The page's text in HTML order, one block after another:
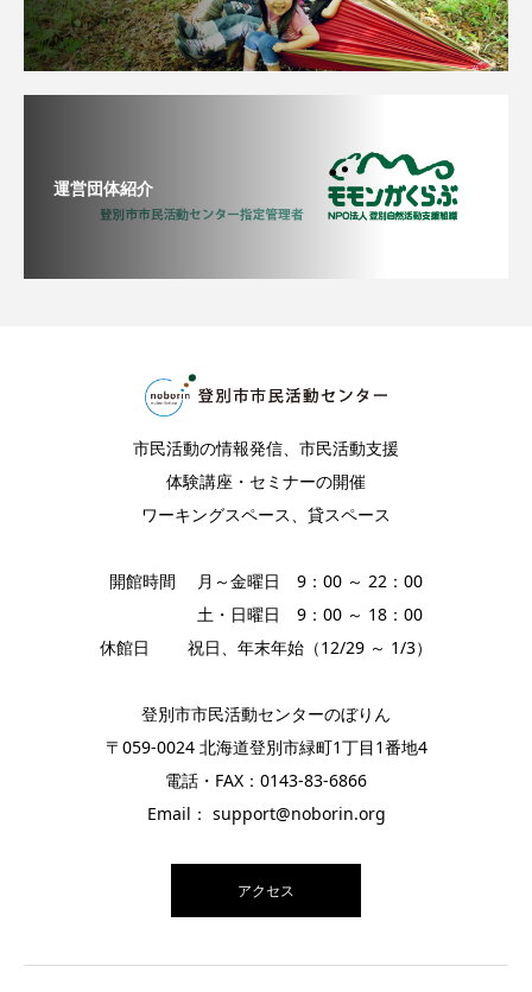
運営団体紹介
市民活動の情報発信、市民活動支援
体験講座・セミナーの開催
ワーキングスペース、貸スペース
開館時間 月～金曜日 9：00 ～ 22：00
土・日曜日 9：00 ～ 18：00
休館日 祝日、年末年始（12/29 ～ 1/3）
登別市市民活動センターのぼりん
〒059-0024 北海道登別市緑町1丁目1番地4
電話・FAX：0143-83-6866
Email： support@noborin.org
アクセス